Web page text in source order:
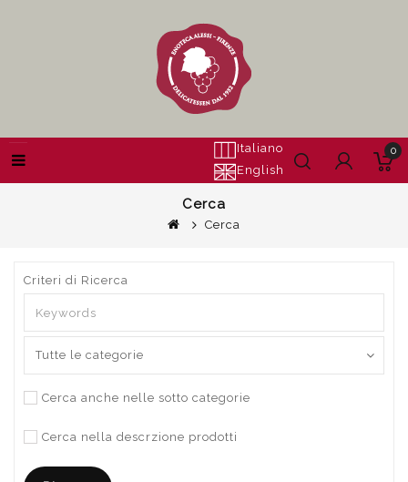
Italiano
English
0
Cerca
Cerca
Criteri di Ricerca
Cerca anche nelle sotto categorie
Cerca nella descrzione prodotti